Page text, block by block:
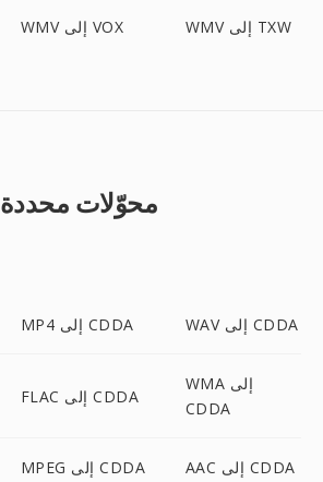
WMV إلى VOX WMV إلى TXW
محوّلات محددة
MP4 إلى CDDA WAV إلى CDDA
FLAC إلى CDDA
WMA إلى
CDDA
MPEG إلى CDDA AAC إلى CDDA